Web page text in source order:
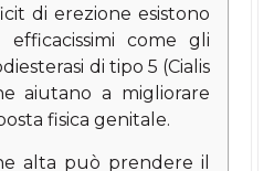
di erezione esistono
come gli
di tipo 5 (Cialis
aiutano a migliorare
fisica genitale.
alta può prendere il